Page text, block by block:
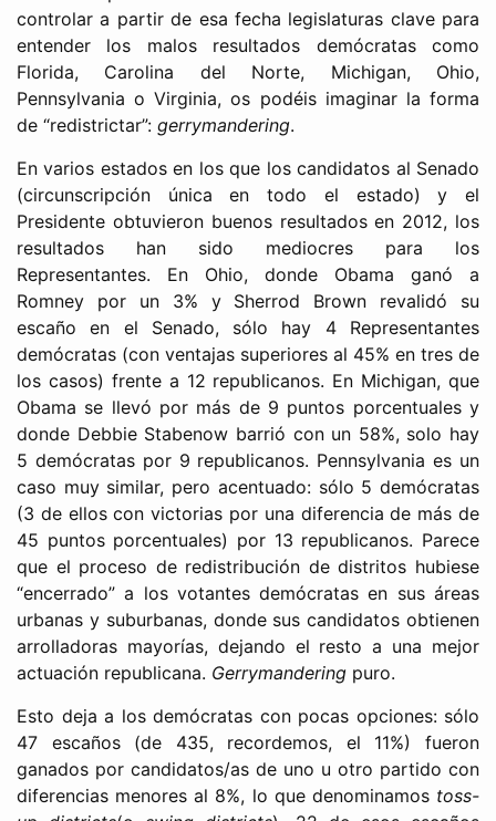
controlar a partir de esa fecha legislaturas clave para
entender los malos resultados demócratas como
Florida, Carolina del Norte, Michigan, Ohio,
Pennsylvania o Virginia, os podéis imaginar la forma
de “redistrictar”: gerrymandering.
En varios estados en los que los candidatos al Senado
(circunscripción única en todo el estado) y el
Presidente obtuvieron buenos resultados en 2012, los
resultados han sido mediocres para los
Representantes. En Ohio, donde Obama ganó a
Romney por un 3% y Sherrod Brown revalidó su
escaño en el Senado, sólo hay 4 Representantes
demócratas (con ventajas superiores al 45% en tres de
los casos) frente a 12 republicanos. En Michigan, que
Obama se llevó por más de 9 puntos porcentuales y
donde Debbie Stabenow barrió con un 58%, solo hay
5 demócratas por 9 republicanos. Pennsylvania es un
caso muy similar, pero acentuado: sólo 5 demócratas
(3 de ellos con victorias por una diferencia de más de
45 puntos porcentuales) por 13 republicanos. Parece
que el proceso de redistribución de distritos hubiese
“encerrado” a los votantes demócratas en sus áreas
urbanas y suburbanas, donde sus candidatos obtienen
arrolladoras mayorías, dejando el resto a una mejor
actuación republicana. Gerrymandering puro.
Esto deja a los demócratas con pocas opciones: sólo
47 escaños (de 435, recordemos, el 11%) fueron
ganados por candidatos/as de uno u otro partido con
diferencias menores al 8%, lo que denominamos toss-